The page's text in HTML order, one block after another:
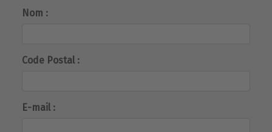
Nom :
Code Postal :
E-mail :